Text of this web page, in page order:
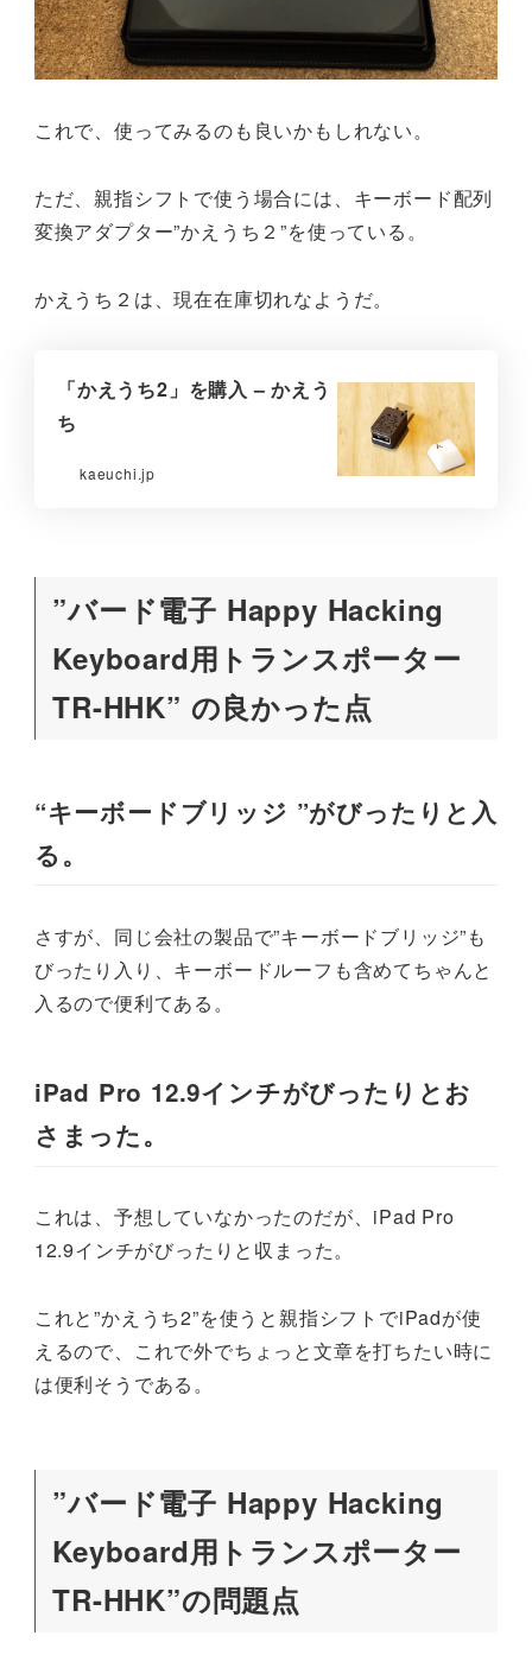
これで、使ってみるのも良いかもしれない。
ただ、親指シフトで使う場合には、キーボード配列
変換アダプター”かえうち２”を使っている。
かえうち２は、現在在庫切れなようだ。
「かえうち2」を購入 – かえう
ち
kaeuchi.jp
”バード電子 Happy Hacking
Keyboard用トランスポーター
TR-HHK” の良かった点
“キーボードブリッジ ”がびったりと入
る。
さすが、同じ会社の製品で”キーボードブリッジ”も
びったり入り、キーボードルーフも含めてちゃんと
入るので便利てある。
iPad Pro 12.9インチがびったりとお
さまった。
これは、予想していなかったのだが、iPad Pro
12.9インチがびったりと収まった。
これと”かえうち2”を使うと親指シフトでiPadが使
えるので、これで外でちょっと文章を打ちたい時に
は便利そうである。
”バード電子 Happy Hacking
Keyboard用トランスポーター
TR-HHK”の問題点